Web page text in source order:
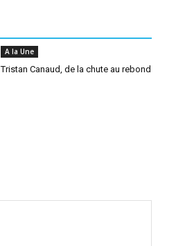
A la Une
Tristan Canaud, de la chute au rebond